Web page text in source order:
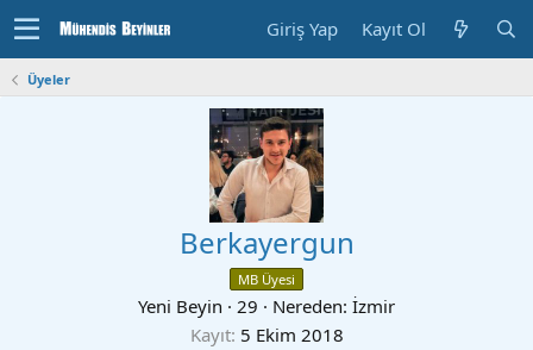
Giriş Yap Kayıt Ol
Üyeler
Berkayergun
MB Üyesi
Yeni Beyin · 29 · Nereden: İzmir
Kayıt 5 Ekim 2018